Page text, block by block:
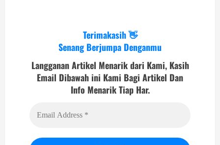
Terimakasih 👋
Senang Berjumpa Denganmu
Langganan Artikel Menarik dari Kami, Kasih
Email Dibawah ini Kami Bagi Artikel Dan
Info Menarik Tiap Har.